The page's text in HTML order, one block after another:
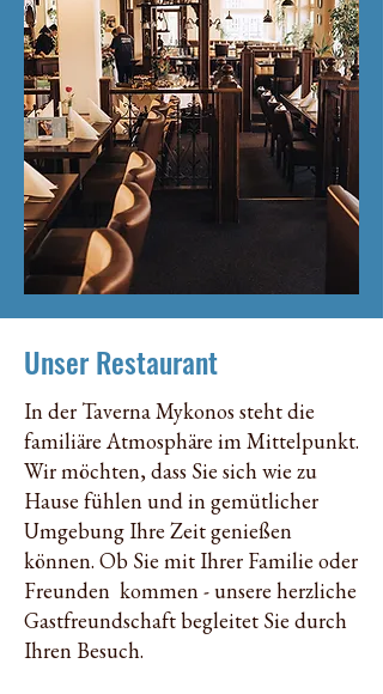
Unser Restaurant
In der Taverna Mykonos steht die
familiäre Atmosphäre im Mittelpunkt.
Wir möchten, dass Sie sich wie zu
Hause fühlen und in gemütlicher
Umgebung Ihre Zeit genießen
können. Ob Sie mit Ihrer Familie oder
Freunden kommen - unsere herzliche
Gastfreundschaft begleitet Sie durch
Ihren Besuch.